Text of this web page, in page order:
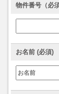
物件番号（必
お名前 (必須)